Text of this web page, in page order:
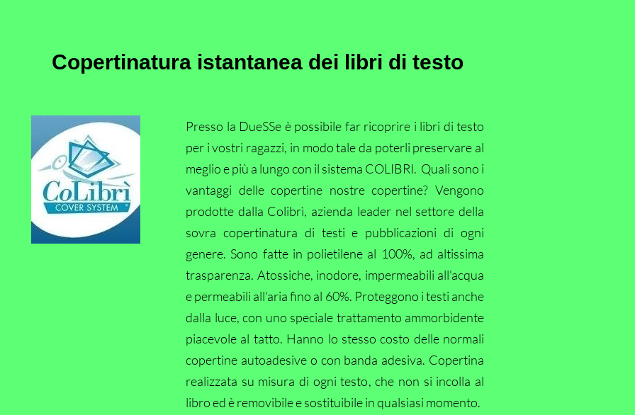
Copertinatura istantanea dei libri di testo
Presso la DueSSe è possibile far ricoprire i libri di testo
per i vostri ragazzi, in modo tale da poterli preservare al
meglio e più a lungo con il sistema COLIBRI. Quali sono i
vantaggi delle copertine nostre copertine? Vengono
prodotte dalla Colibrì, azienda leader nel settore della
sovra copertinatura di testi e pubblicazioni di ogni
genere. Sono fatte in polietilene al 100%, ad altissima
trasparenza. Atossiche, inodore, impermeabili all'acqua
e permeabili all'aria fino al 60%. Proteggono i testi anche
dalla luce, con uno speciale trattamento ammorbidente
piacevole al tatto. Hanno lo stesso costo delle normali
copertine autoadesive o con banda adesiva. Copertina
realizzata su misura di ogni testo, che non si incolla al
libro ed è removibile e sostituibile in qualsiasi momento.